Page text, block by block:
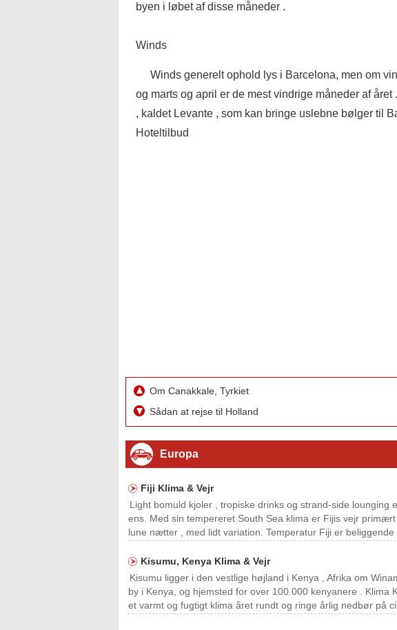
byen i løbet af disse måneder .
Winds
Winds generelt ophold lys i Barcelona, ​​men om
og marts og april er de mest vindrige måneder af
, kaldet Levante , som kan bringe uslebne bølger til
Hoteltilbud
Om Canakkale, Tyrkiet
Sådan at rejse til Holland
Europa
Fiji Klima & Vejr
Light bomuld kjoler , tropiske drinks og strand-side lounging
ens. Med sin tempereret South Sea klima er Fijis vejr
lune nætter , med lidt variation. Temperatur Fiji er beliggende
Kisumu, Kenya Klima & Vejr
Kisumu ligger i den vestlige højland i Kenya , Afrika om
by i Kenya, og hjemsted for over 100.000 kenyanere .
et varmt og fugtigt klima året rundt og ringe årlig nedbør på